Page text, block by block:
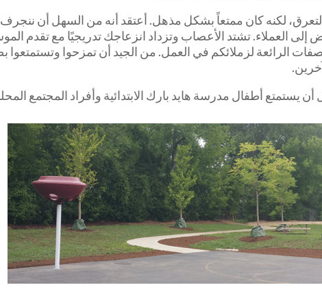
لكنه كان ممتعاً بشكل مذهل. أعتقد أنه من السهل أن
إلى العملاء. تشتد الأعصاب وتزداد انزعاجك تدريجيًا مع
الرائعة لزملائكم في العمل. من الجيد أن تمزحوا وتستمتعوا
أن يستمتع أطفال مدرسة هايد بارك الابتدائية وأفراد المجتمع